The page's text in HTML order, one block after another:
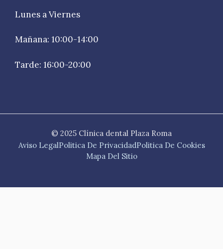
Lunes a Viernes
Mañana: 10:00-14:00
Tarde: 16:00-20:00
© 2025 Clínica dental Plaza Roma
Aviso LegalPolitica De PrivacidadPolitica De Cookies
Mapa Del Sitio